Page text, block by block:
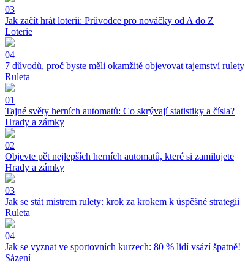
03
Jak začít hrát loterii: Průvodce pro nováčky od A do Z
Loterie
04
7 důvodů, proč byste měli okamžitě objevovat tajemství rulety
Ruleta
01
Tajné světy herních automatů: Co skrývají statistiky a čísla?
Hrady a zámky
02
Objevte pět nejlepších herních automatů, které si zamilujete
Hrady a zámky
03
Jak se stát mistrem rulety: krok za krokem k úspěšné strategii
Ruleta
04
Jak se vyznat ve sportovních kurzech: 80 % lidí vsází špatně!
Sázení